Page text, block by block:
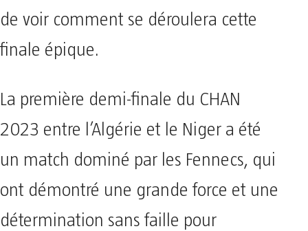
de voir comment se déroulera cette
finale épique.
La première demi-finale du CHAN
2023 entre l’Algérie et le Niger a été
un match dominé par les Fennecs, qui
ont démontré une grande force et une
détermination sans faille pour